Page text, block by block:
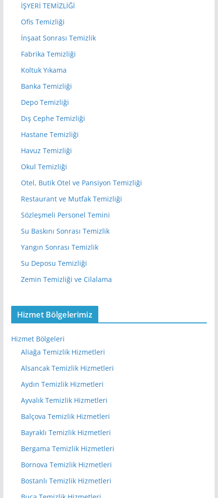
İŞYERİ TEMİZLİĞİ
Ofis Temizliği
İnşaat Sonrası Temizlik
Fabrika Temizliği
Koltuk Yıkama
Banka Temizliği
Depo Temizliği
Dış Cephe Temizliği
Hastane Temizliği
Havuz Temizliği
Okul Temizliği
Otel, Butik Otel ve Pansiyon Temizliği
Restaurant ve Mutfak Temizliği
Sözleşmeli Personel Temini
Su Baskını Sonrası Temizlik
Yangın Sonrası Temizlik
Su Deposu Temizliği
Zemin Temizliği ve Cilalama
Hizmet Bölgelerimiz
Hizmet Bölgeleri
Aliağa Temizlik Hizmetleri
Alsancak Temizlik Hizmetleri
Aydın Temizlik Hizmetleri
Ayvalık Temizlik Hizmetleri
Balçova Temizlik Hizmetleri
Bayraklı Temizlik Hizmetleri
Bergama Temizlik Hizmetleri
Bornova Temizlik Hizmetleri
Bostanlı Temizlik Hizmetleri